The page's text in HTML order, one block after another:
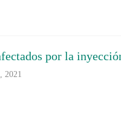
por la
2021